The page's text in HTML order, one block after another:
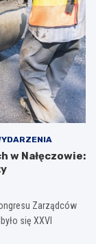
w Nałęczowie:
Zarządców
się XXVI